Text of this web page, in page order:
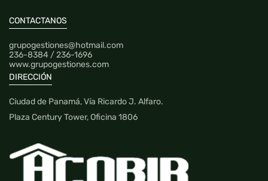
CONTACTANOS
grupogestiones@hotmail.com
236-8384 / 236-1696
www.grupogestiones.com
DIRECCIÓN
Ciudad de Panamá, Vía Ricardo J. Alfaro.
Plaza Century Tower, Oficina 1806